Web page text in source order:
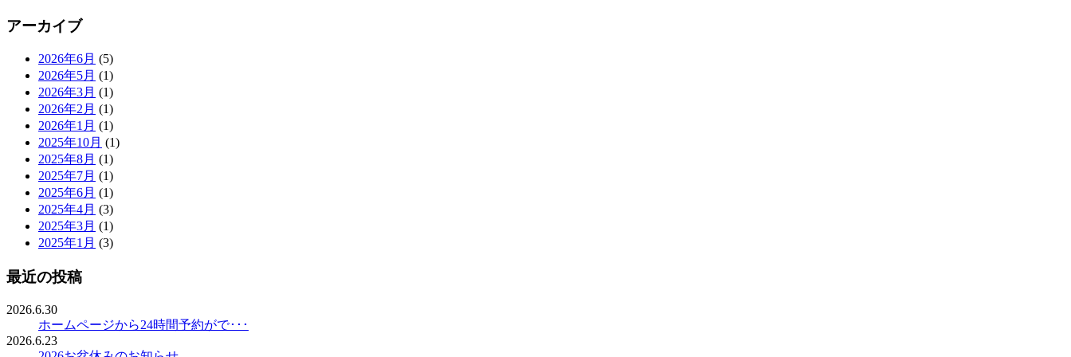
アーカイブ
2026年6月 (5)
2026年5月 (1)
2026年3月 (1)
2026年2月 (1)
2026年1月 (1)
2025年10月 (1)
2025年8月 (1)
2025年7月 (1)
2025年6月 (1)
2025年4月 (3)
2025年3月 (1)
2025年1月 (3)
最近の投稿
2026.6.30
ホームページから24時間予約がで･･･
2026.6.23